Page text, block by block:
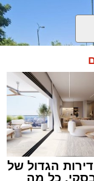
הגדול של
כל מה